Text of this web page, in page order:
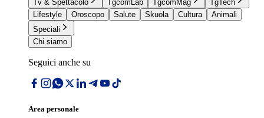
Tv & Spettacolo
TgcomLab TgcomMag
TgTech
Lifestyle
Oroscopo Salute Skuola Cultura
Animali
Speciali
Chi siamo
Seguici anche su
Area personale